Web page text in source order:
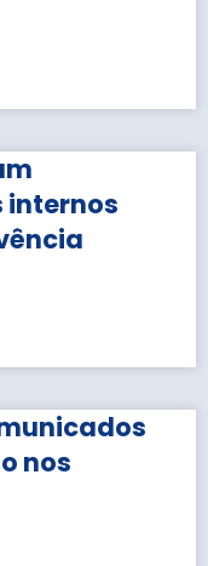
internos
nos